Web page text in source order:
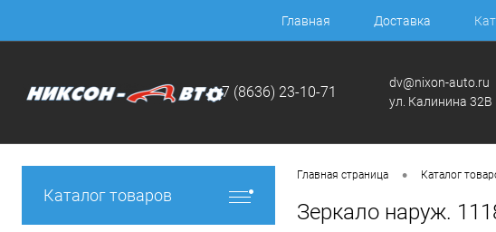
Главная Доставка
+7 (8636) 23-10-71
dv@nixon-auto.ru
ул. Калинина 32В
Каталог товаров
Главная страница • Каталог
Зеркало наруж.